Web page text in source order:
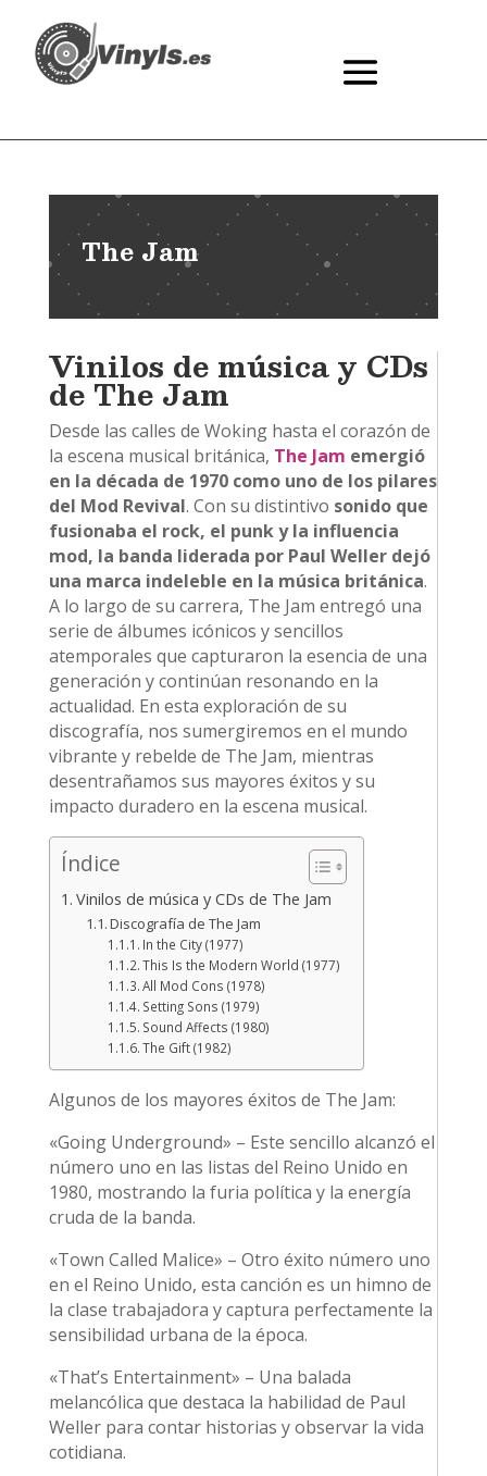
The Jam
Vinilos de música y CDs
de The Jam
Desde las calles de Woking hasta el corazón de
la escena musical británica, The Jam emergió
en la década de 1970 como uno de los pilares
del Mod Revival. Con su distintivo sonido que
fusionaba el rock, el punk y la influencia
mod, la banda liderada por Paul Weller dejó
una marca indeleble en la música británica.
A lo largo de su carrera, The Jam entregó una
serie de álbumes icónicos y sencillos
atemporales que capturaron la esencia de una
generación y continúan resonando en la
actualidad. En esta exploración de su
discografía, nos sumergiremos en el mundo
vibrante y rebelde de The Jam, mientras
desentrañamos sus mayores éxitos y su
impacto duradero en la escena musical.
Índice
Vinilos de música y CDs de The Jam
Discografía de The Jam
In the City (1977)
This Is the Modern World (1977)
All Mod Cons (1978)
Setting Sons (1979)
Sound Affects (1980)
The Gift (1982)
Algunos de los mayores éxitos de The Jam:
«Going Underground» – Este sencillo alcanzó el
número uno en las listas del Reino Unido en
1980, mostrando la furia política y la energía
cruda de la banda.
«Town Called Malice» – Otro éxito número uno
en el Reino Unido, esta canción es un himno de
la clase trabajadora y captura perfectamente la
sensibilidad urbana de la época.
«That’s Entertainment» – Una balada
melancólica que destaca la habilidad de Paul
Weller para contar historias y observar la vida
cotidiana.